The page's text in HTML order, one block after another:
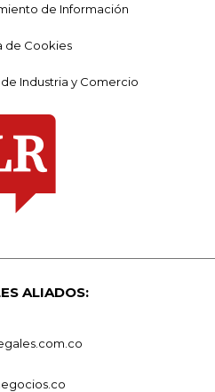
de Información
de Cookies
Industria y Comercio
ALIADOS: